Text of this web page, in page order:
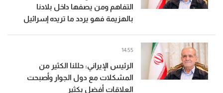
التفاهم ومن يصفها داخل بلادنا
بالهزيمة فهو يردد ما تريده إسرائيل
الرئيس الإيراني: حللنا الكثير من
المشكلات مع دول الجوار وأصبحت
العلاقات أفضل بكثير
14:55